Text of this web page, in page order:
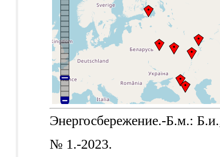
Энергосбережение.-Б.м.:
№ 1.-2023.